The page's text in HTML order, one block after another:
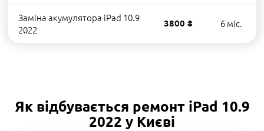
Заміна акумулятора iPad 10.9
2022
3800 ₴ 6 міс.
Як відбувається ремонт iPad 10.9
2022 у Києві